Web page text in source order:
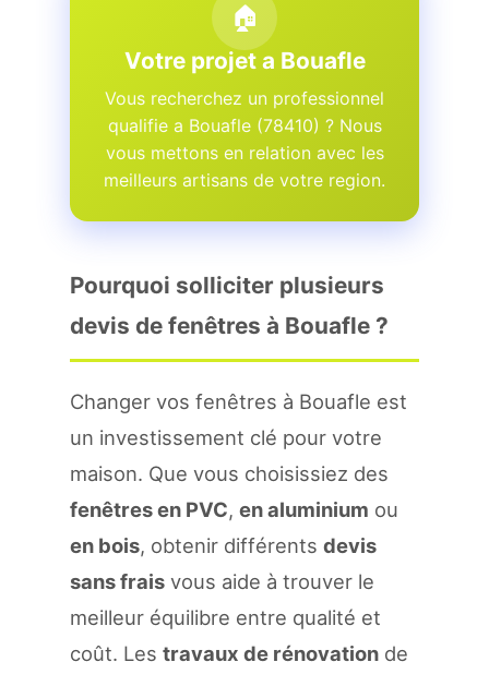
🏠
Votre projet a Bouafle
Vous recherchez un professionnel
qualifie a Bouafle (78410) ? Nous
vous mettons en relation avec les
meilleurs artisans de votre region.
Pourquoi solliciter plusieurs
devis de fenêtres à Bouafle ?
Changer vos fenêtres à Bouafle est
un investissement clé pour votre
maison. Que vous choisissiez des
fenêtres en PVC, en aluminium ou
en bois, obtenir différents devis
sans frais vous aide à trouver le
meilleur équilibre entre qualité et
coût. Les travaux de rénovation de